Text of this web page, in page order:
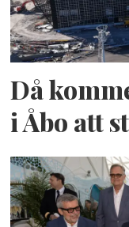
Då
i Åbo att